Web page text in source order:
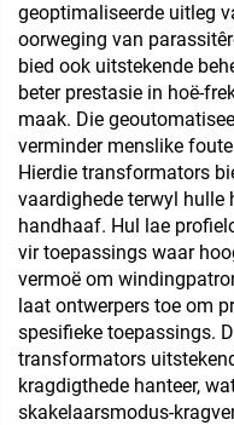
geoptimaliseerde uitleg
oorweging van
bied ook uitstekende
beter prestasie in hoë-
maak. Die
verminder menslike
Hierdie transformators
vaardighede terwyl hulle
handhaaf. Hul lae
vir toepassings waar
vermoë om
laat ontwerpers toe om
spesifieke toepassings.
transformators
kragdigthede hanteer,
skakelaarsmodus-